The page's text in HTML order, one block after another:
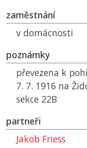
zaměstnání
v domácnosti
poznámky
převezena k
7. 7. 1916 na
sekce 22B
partneři
Jakob Friess